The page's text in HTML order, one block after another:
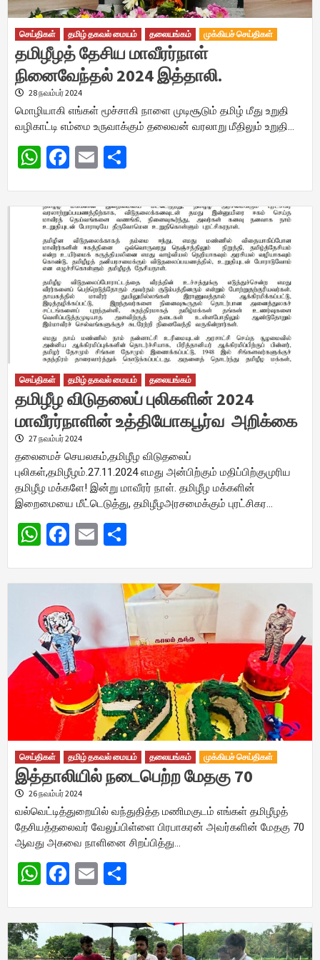
செய்திகள் தமிழ் தகவல் மையம் தலையங்கம் முக்கியச் செய்திகள்
தமிழீழத் தேசிய மாவீரர்நாள்
நினைவேந்தல் 2024 இத்தாலி.
28 நவம்பர் 2024
மொழியாகி எங்கள் மூச்சாகி நாளை முடிசூடும் தமிழ் மீது உறுதி
வழிகாட்டி எம்மை உருவாக்கும் தலைவன் வரலாறு மீதிலும் உறுதி…
WhatsApp
Facebook
Email
செய்திகள் தமிழ் தகவல் மையம் தலையங்கம்
தமிழீழ விடுதலைப் புலிகளின் 2024
மாவீரர்நாளின் உத்தியோகபூர்வ அறிக்கை
27 நவம்பர் 2024
தலைமைச் செயலகம்,தமிழீழ விடுதலைப்
புலிகள்,தமிழீழம்.27.11.2024 எமது அன்பிற்கும் மதிப்பிற்குமுரிய
தமிழீழ மக்களே! இன்று மாவீரர் நாள். தமிழீழ மக்களின்
இறைமையை மீட்டெடுத்து, தமிழீழஅரசமைக்கும் புரட்சிகர…
WhatsApp
Facebook
Email
செய்திகள் தமிழ் தகவல் மையம் தலையங்கம் முக்கியச் செய்திகள்
இத்தாலியில் நடைபெற்ற மேதகு 70
26 நவம்பர் 2024
வல்வெட்டித்துறையில் வந்துதித்த மணிமகுடம் எங்கள் தமிழீழத்
தேசியத்தலைவர் வேலுப்பிள்ளை பிரபாகரன் அவர்களின் மேதகு 70
ஆவது அகவை நாளினை சிறப்பித்து…
WhatsApp
Facebook
Email